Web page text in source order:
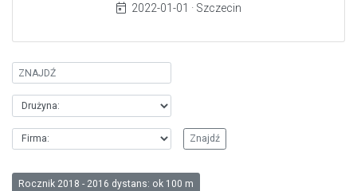
2022-01-01 · Szczecin
Rocznik 2018 - 2016 dystans: ok 100 m